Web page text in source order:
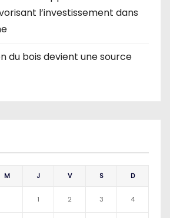
l’investissement dans
du bois devient une source
M J V S D
1 2 3 4